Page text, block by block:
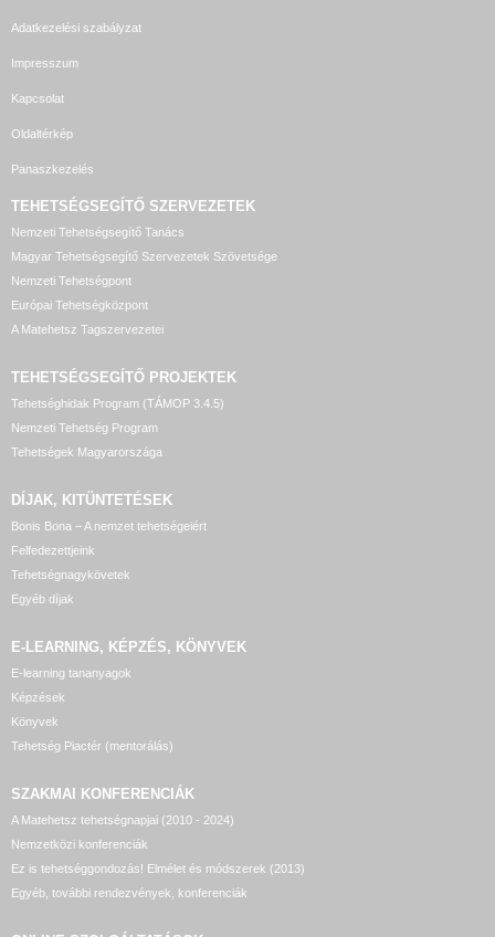
Adatkezelési szabályzat
Impresszum
Kapcsolat
Oldaltérkép
Panaszkezelés
TEHETSÉGSEGÍTŐ SZERVEZETEK
Nemzeti Tehetségsegítő Tanács
Magyar Tehetségsegítő Szervezetek Szövetsége
Nemzeti Tehetségpont
Európai Tehetségközpont
A Matehetsz Tagszervezetei
TEHETSÉGSEGÍTŐ PROJEKTEK
Tehetséghidak Program (TÁMOP 3.4.5)
Nemzeti Tehetség Program
Tehetségek Magyarországa
DÍJAK, KITÜNTETÉSEK
Bonis Bona – A nemzet tehetségeiért
Felfedezettjeink
Tehetségnagykövetek
Egyéb díjak
E-LEARNING, KÉPZÉS, KÖNYVEK
E-learning tananyagok
Képzések
Könyvek
Tehetség Piactér (mentorálás)
SZAKMAI KONFERENCIÁK
A Matehetsz tehetségnapjai (2010 - 2024)
Nemzetközi konferenciák
Ez is tehetséggondozás! Elmélet és módszerek (2013)
Egyéb, további rendezvények, konferenciák